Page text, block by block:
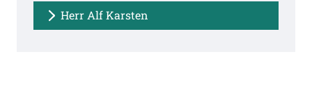
Herr Alf Karsten